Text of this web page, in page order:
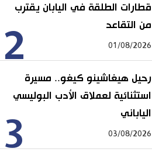
2
قطارات الطلقة في اليابان يقترب
من التقاعد
01/08/2026
3
رحيل هيغاشينو كيغو.. مسيرة
استثنائية لعملاق الأدب البوليسي
الياباني
03/08/2026